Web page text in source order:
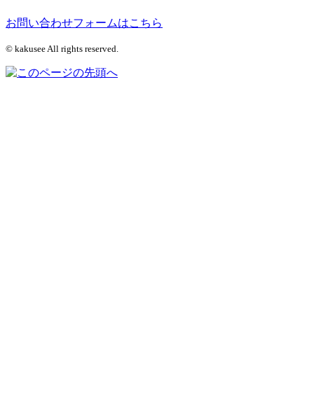
お問い合わせフォームはこちら
© kakusee All rights reserved.